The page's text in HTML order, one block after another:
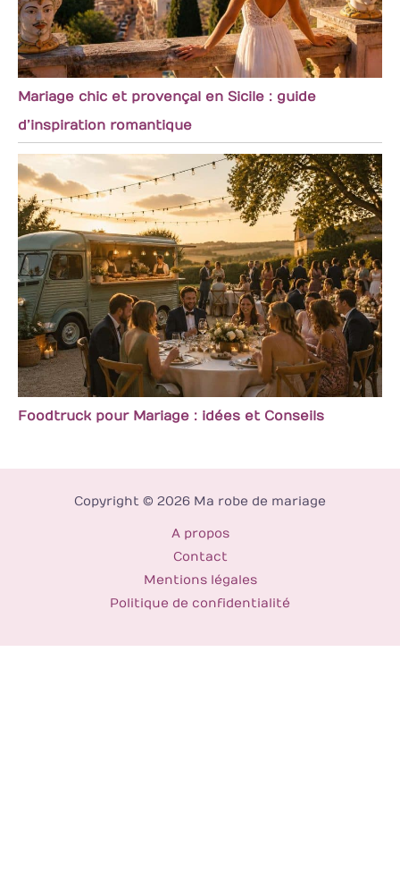
Mariage chic et provençal en Sicile : guide
d’inspiration romantique
Foodtruck pour Mariage : idées et Conseils
Copyright © 2026 Ma robe de mariage
A propos
Contact
Mentions légales
Politique de confidentialité